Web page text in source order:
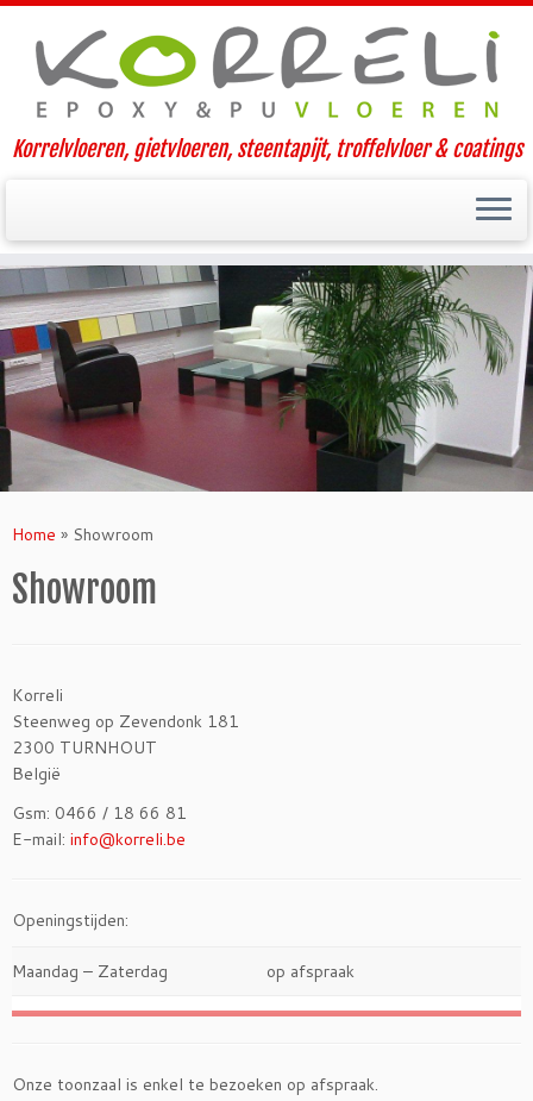
Korrelvloeren, gietvloeren, steentapijt, troffelvloer & coatings
Home » Showroom
Showroom
Korreli
Steenweg op Zevendonk 181
2300 TURNHOUT
België
Gsm: 0466 / 18 66 81
E-mail: info@korreli.be
Openingstijden:
Maandag – Zaterdag op afspraak
Onze toonzaal is enkel te bezoeken op afspraak.